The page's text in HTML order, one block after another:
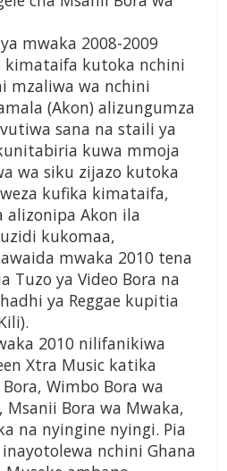
mwaka 2008-2009
kimataifa kutoka nchini
mzaliwa wa nchini
(Akon) alizungumza
sana na staili ya
kuwa mmoja
wa siku zijazo kutoka
kufika kimataifa,
alizonipa Akon ila
kukomaa,
mwaka 2010 tena
Tuzo ya Video Bora na
ya Reggae kupitia
2010 nilifanikiwa
Xtra Music katika
Wimbo Bora wa
Msanii Bora wa Mwaka,
na nyingine nyingi. Pia
nchini Ghana